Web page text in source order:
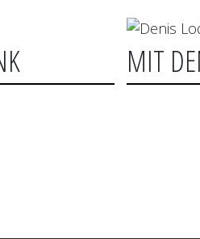
MIT